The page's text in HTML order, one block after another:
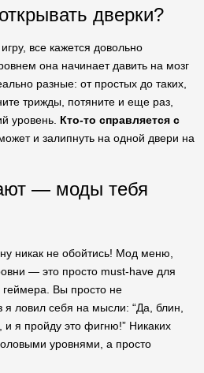
дверки?
все кажется довольно
она начинает давить на мозг
разные: от простых до таких,
трижды, потяните и еще раз,
уровень. Кто-то справляется с
может и залипнуть на одной двери на
— моды тебя
никак не обойтись! Мод меню,
— это просто must-have для
Вы просто не
я ловил себя на мысли: “Да, блин,
я пройду это фигню!” Никаких
уровнями, а просто